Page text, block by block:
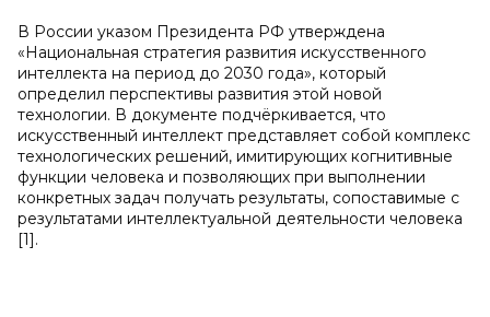
В России указом Президента РФ утверждена
«Национальная стратегия развития искусственного
интеллекта на период до 2030 года», который
определил перспективы развития этой новой
технологии. В документе подчёркивается, что
искусственный интеллект представляет собой комплекс
технологических решений, имитирующих когнитивные
функции человека и позволяющих при выполнении
конкретных задач получать результаты, сопоставимые с
результатами интеллектуальной деятельности человека
[1].